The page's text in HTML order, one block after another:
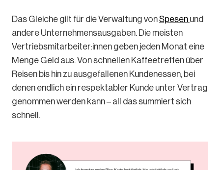
Das Gleiche gilt für die Verwaltung vonSpesen und
andere Unternehmensausgaben. Die meisten
Vertriebsmitarbeiter:innen geben jeden Monat eine
Menge Geld aus. Von schnellen Kaffeetreffen über
Reisen bis hin zu ausgefallenen Kundenessen, bei
denen endlich ein respektabler Kunde unter Vertrag
genommen werden kann – all das summiert sich
schnell.